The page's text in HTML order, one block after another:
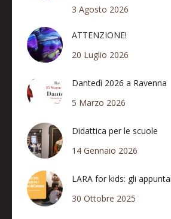
3 Agosto 2026
ATTENZIONE!
20 Luglio 2026
Dantedì 2026 a Ravenna
5 Marzo 2026
Didattica per le scuole
14 Gennaio 2026
LARA for kids: gli
30 Ottobre 2025